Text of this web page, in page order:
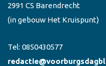
2991 CS Barendrecht
(in gebouw Het Kruispunt)
Tel: 0850430577